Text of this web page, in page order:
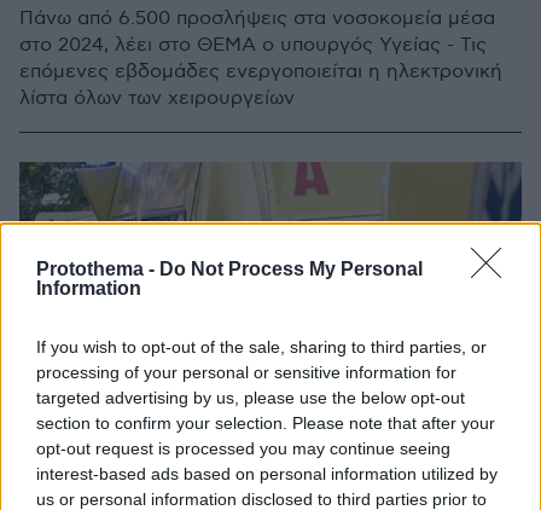
Protothema - Do Not Process My Personal
Information
If you wish to opt-out of the sale, sharing to third parties, or
processing of your personal or sensitive information for
targeted advertising by us, please use the below opt-out
section to confirm your selection. Please note that after your
opt-out request is processed you may continue seeing
interest-based ads based on personal information utilized by
us or personal information disclosed to third parties prior to
Πάνω από 6.500 προσλήψεις στα νοσοκομεία μέσα
στο 2024, λέει στο ΘΕΜΑ ο υπουργός Υγείας - Τις
επόμενες εβδομάδες ενεργοποιείται η ηλεκτρονική
λίστα όλων των χειρουργείων